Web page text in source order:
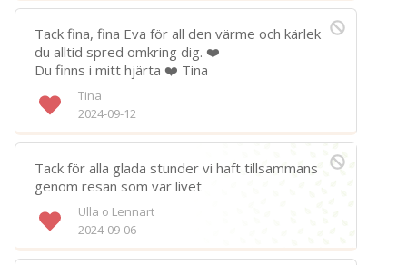
Bifoga bild
Jag har läst och accepterar villkoren
Välj bakgrund
Tack fina, fina Eva för all den värme och kärlek
du alltid spred omkring dig. ❤️
Du finns i mitt hjärta ❤️ Tina
Tina
2024-09-12
Tack för alla glada stunder vi haft tillsammans
genom resan som var livet
Ulla o Lennart
2024-09-06